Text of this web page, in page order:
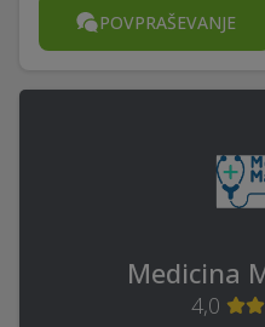
POVPRAŠEVANJE
Medicina
4,0